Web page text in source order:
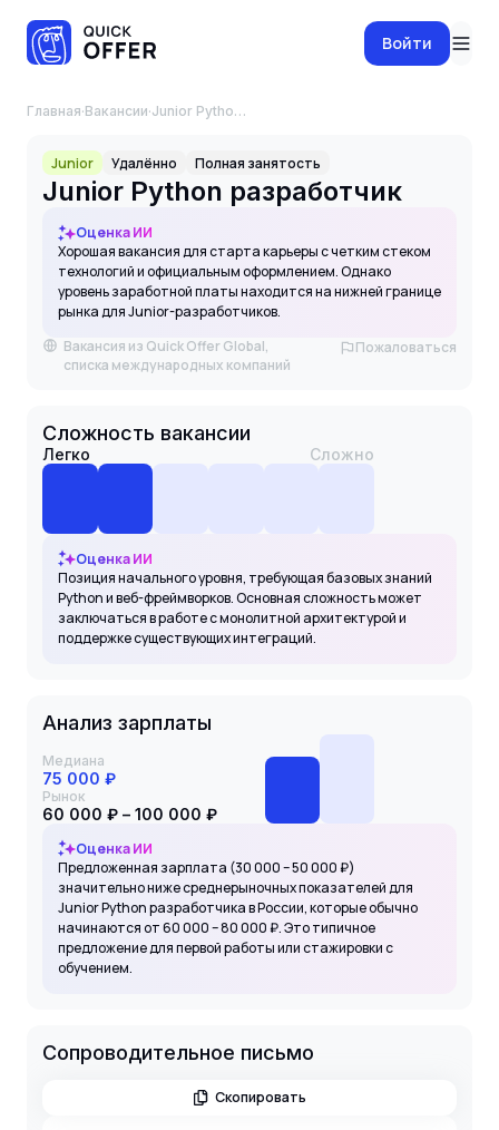
Войти
Главная·Вакансии· Junior Python разработчик
Junior Удалённо Полная занятость
Junior Python разработчик
Оценка ИИ
Хорошая вакансия для старта карьеры с четким стеком
технологий и официальным оформлением. Однако
уровень заработной платы находится на нижней границе
рынка для Junior-разработчиков.
Вакансия из Quick Offer Global,
списка международных компаний
Пожаловаться
Сложность вакансии
Легко Сложно
Оценка ИИ
Позиция начального уровня, требующая базовых знаний
Python и веб-фреймворков. Основная сложность может
заключаться в работе с монолитной архитектурой и
поддержке существующих интеграций.
Анализ зарплаты
Медиана
75 000 ₽
Рынок
60 000 ₽ – 100 000 ₽
Оценка ИИ
Предложенная зарплата (30 000 – 50 000 ₽)
значительно ниже среднерыночных показателей для
Junior Python разработчика в России, которые обычно
начинаются от 60 000 – 80 000 ₽. Это типичное
предложение для первой работы или стажировки с
обучением.
Сопроводительное письмо
Скопировать